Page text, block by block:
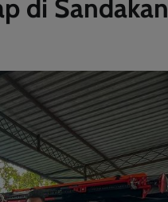
di Sandakan